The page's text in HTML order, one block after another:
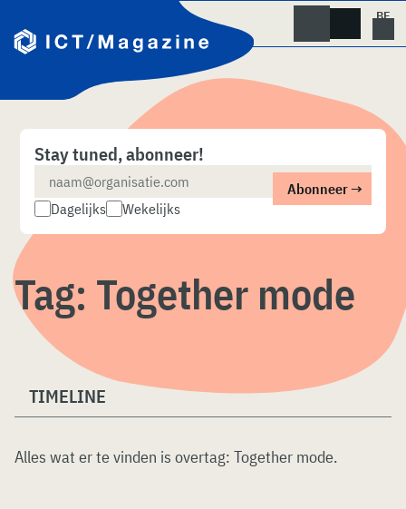
naar
content
Stay tuned, abonneer!
Dagelijks Wekelijks
Tag: Together mode
TIMELINE
Alles wat er te vinden is overtag: Together mode.